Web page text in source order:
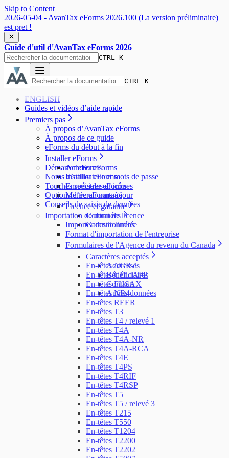
Skip to Content
2026-05-04 - AvanTax eForms 2026.100 (La version préliminaire)
est pret !
Guide d'util d'AvanTax eForms 2026
CTRL K
CTRL K
ENGLISH
Guides et vidéos d’aide rapide
Premiers pas
À propos d’AvanTax eForms
À propos de ce guide
eForms du début à la fin
Installer eForms
Acheter eForms
Installer eForms
Enregistrer eForms
Mettre eForms à jour
Licence et garantie
Contrat de licence
Garantie limitée
Démarrer eForms
Noms d’utilisateur et mots de passe
Touches spéciales et icônes
Options d’écran partagé
Conseils de saisie de données
Importation de données
Importer des données
Format d'importation de l'entreprise
Formulaires de l'Agence du revenu du Canada
Caractères acceptés
Addresses
Bénéficiaires
Contacts
Autres données
En-têtes AGR-1
En-têtes CELIAPP
En-têtes FHSAX
En-têtes NR4
En-têtes REER
En-têtes T3
En-têtes T4 / relevé 1
En-têtes T4A
En-têtes T4A-NR
En-têtes T4A-RCA
En-têtes T4E
En-têtes T4PS
En-têtes T4RIF
En-têtes T4RSP
En-têtes T5
En-têtes T5 / relevé 3
En-têtes T215
En-têtes T550
En-têtes T1204
En-têtes T2200
En-têtes T2202